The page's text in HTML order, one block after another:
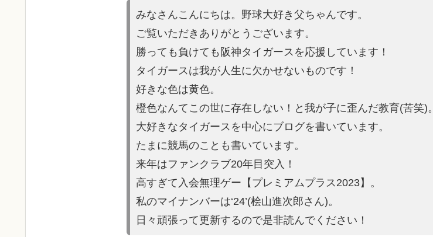
みなさんこんにちは。野球大好き父ちゃんです。
ご覧いただきあり がとうございます。
勝っても負けても阪神タイガースを応援しています！
タイガースは我が人生に欠かせないものです！
好きな色は黄色。
橙色なんてこの世に存在しない！と我が子に歪んだ教育(苦笑)。
大好きなタイガースを中心にブログを書いています。
たまに競馬のことも書いています。
来年はファンクラブ20年目突入！
高すぎて入会無理ゲー【プレミ アムプラス2023】。
私のマイナンバーは‘24’(桧山進次郎さん)。
日々頑張って更新するので是非読んでください ！